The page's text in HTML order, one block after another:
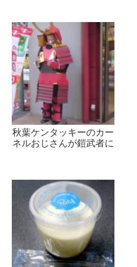
秋葉ケンタッキーのカー
ネルおじさんが鎧武者に